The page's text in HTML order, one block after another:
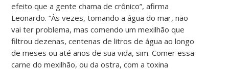
efeito que a gente chama de crônico”, afirma
Leonardo. “Às vezes, tomando a água do mar, não
vai ter problema, mas comendo um mexilhão que
filtrou dezenas, centenas de litros de água ao longo
de meses ou até anos de sua vida, sim. Comer essa
carne do mexilhão, ou da ostra, com a toxina